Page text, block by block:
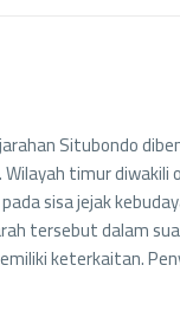
Situbondo
timur diwakili
sisa jejak
tersebut dalam
keterkaitan.